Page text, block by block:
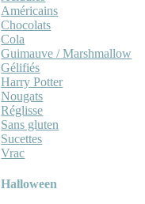
Américains
Chocolats
Cola
Guimauve / Marshmallow
Gélifiés
Harry Potter
Nougats
Réglisse
Sans gluten
Sucettes
Vrac
Halloween